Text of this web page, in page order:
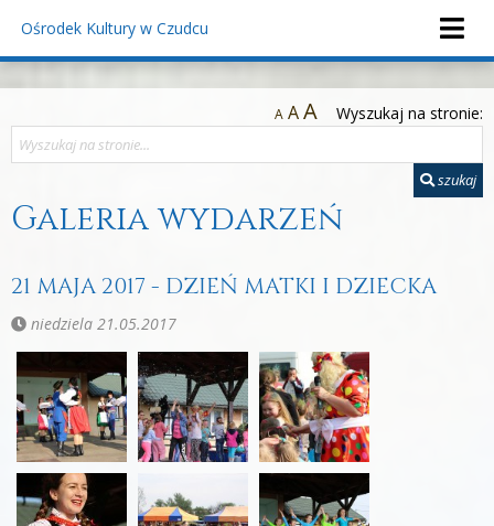
Ośrodek Kultury w Czudcu
A AA Wyszukaj na stronie:
szukaj
Galeria wydarzeń
21 MAJA 2017 - DZIEŃ MATKI I DZIECKA
niedziela 21.05.2017